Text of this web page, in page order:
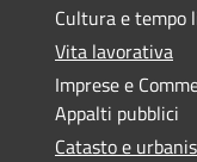
Cultura e tempo
Vita lavorativa
Imprese e
Appalti pubblici
Catasto e